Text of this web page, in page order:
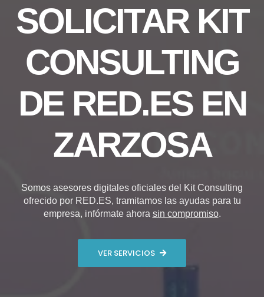
SOLICITAR KIT
CONSULTING
DE RED.ES EN
ZARZOSA
Somos asesores digitales oficiales del Kit Consulting
ofrecido por RED.ES, tramitamos las ayudas para tu
empresa, infórmate ahora sin compromiso.
VER SERVICIOS